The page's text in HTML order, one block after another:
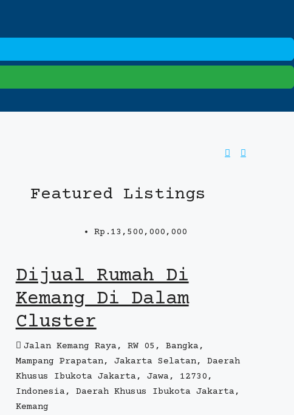
Featured Listings
Rp.13,500,000,000
Dijual Rumah Di
Kemang Di Dalam
Cluster
Jalan Kemang Raya, RW 05, Bangka,
Mampang Prapatan, Jakarta Selatan, Daerah
Khusus Ibukota Jakarta, Jawa, 12730,
Indonesia, Daerah Khusus Ibukota Jakarta,
Kemang